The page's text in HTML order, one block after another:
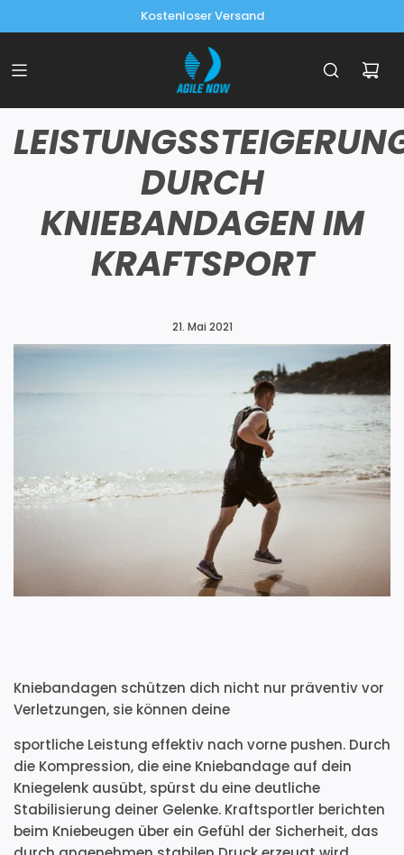
Kostenloser Versand
DURCH
KNIEBANDAGEN IM
KRAFTSPORT
21. Mai 2021
Kniebandagen schützen dich nicht nur präventiv vor
Verletzungen, sie können deine
sportliche Leistung effektiv nach vorne pushen. Durch
die Kompression, die eine Kniebandage auf dein
Kniegelenk ausübt, spürst du eine deutliche
Stabilisierung deiner Gelenke. Kraftsportler berichten
beim Kniebeugen über ein Gefühl der Sicherheit, das